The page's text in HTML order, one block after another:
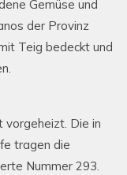
Gemüse und
der Provinz
Teig bedeckt und
vorgeheizt. Die in
tragen die
Nummer 293.